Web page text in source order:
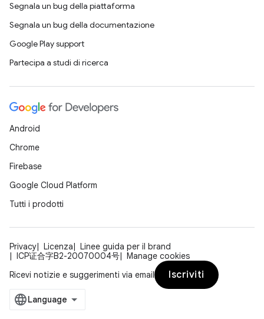
Segnala un bug della piattaforma
Segnala un bug della documentazione
Google Play support
Partecipa a studi di ricerca
Android
Chrome
Firebase
Google Cloud Platform
Tutti i prodotti
Privacy Licenza
Linee guida per il brand
ICP证合字B2-20070004号
Manage cookies
Ricevi notizie e suggerimenti via email
Iscriviti